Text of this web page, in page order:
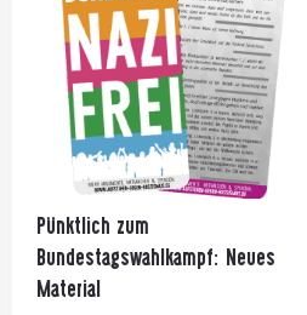
Pünktlich zum
Bundestagswahlkampf: Neues
Material